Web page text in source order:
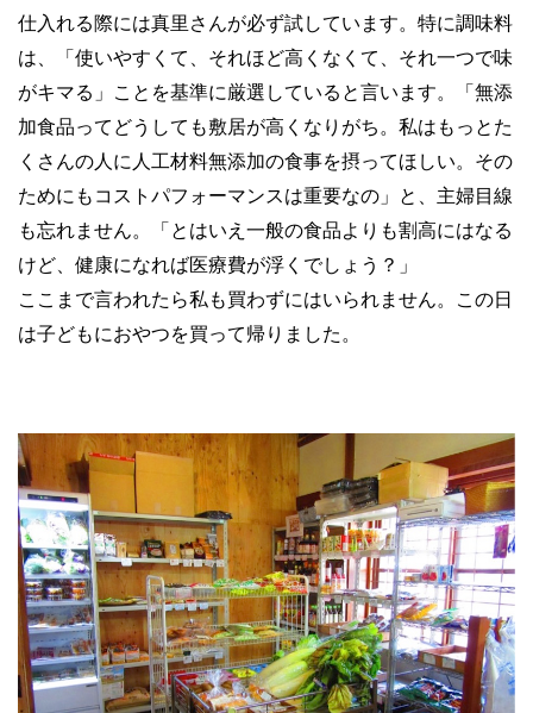
仕入れる際には真里さんが必ず試しています。特に調味料
は、「使いやすくて、それほど高くなくて、それ一つで味
がキマる」ことを基準に厳選していると言います。「無添
加食品ってどうしても敷居が高くなりがち。私はもっとた
くさんの人に人工材料無添加の食事を摂ってほしい。その
ためにもコストパフォーマンスは重要なの」と、主婦目線
も忘れません。「とはいえ一般の食品よりも割高にはなる
けど、健康になれば医療費が浮くでしょう？」
ここまで言われたら私も買わずにはいられません。この日
は子どもにおやつを買って帰りました。